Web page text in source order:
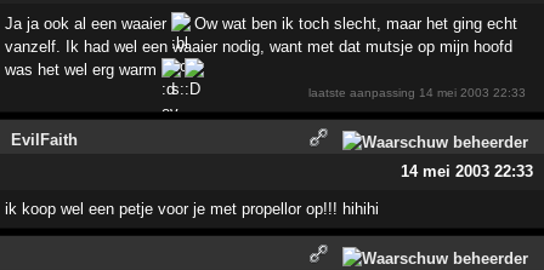
Ja ja ook al een waaier
Ow wat ben ik toch slecht, maar het ging echt
vanzelf. Ik had wel een waaier nodig, want met dat mutsje op mijn hoofd
was het wel erg warm
laatste aanpassing 14 mei 2003 22:33
EvilFaith
14 mei 2003 22:33
ik koop wel een petje voor je met propellor op!!! hihihi